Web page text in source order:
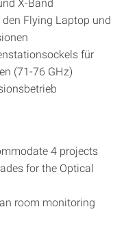
Flying Laptop und
für
(71-76 GHz)
4 projects
for the Optical
room monitoring